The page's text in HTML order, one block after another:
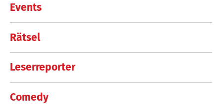
Events
Rätsel
Leserreporter
Comedy